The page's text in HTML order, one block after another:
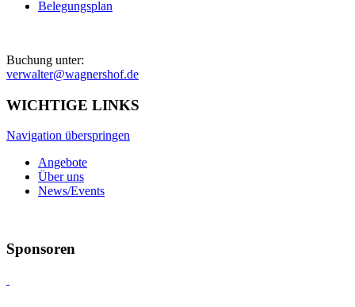
Belegungsplan
Buchung unter:
verwalter@wagnershof.de
WICHTIGE LINKS
Navigation überspringen
Angebote
Über uns
News/Events
Sponsoren